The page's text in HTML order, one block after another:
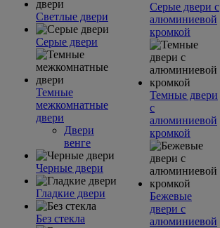
Светлые двери
Серые двери
Темные
межкомнатные
двери
Двери
венге
Черные двери
Гладкие двери
Без стекла
Серые двери с
алюминиевой
кромкой
Темные двери
с
алюминиевой
кромкой
Бежевые
двери с
алюминиевой